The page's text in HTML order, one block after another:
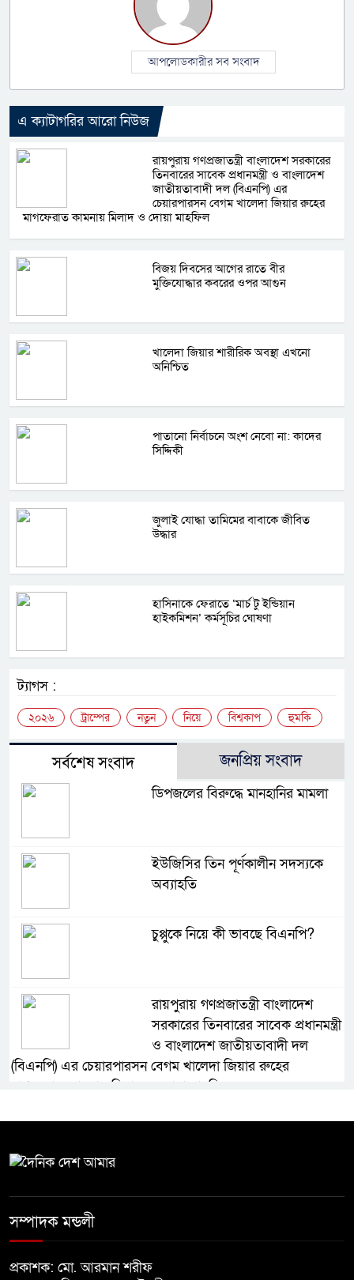
আপলোডকারীর সব সংবাদ
এ ক্যাটাগরির আরো নিউজ
রায়পুরায় গণপ্রজাতন্ত্রী বাংলাদেশ সরকারের
তিনবারের সাবেক প্রধানমন্ত্রী ও বাংলাদেশ
জাতীয়তাবাদী দল (বিএনপি) এর
চেয়ারপারসন বেগম খালেদা জিয়ার রুহের
মাগফেরাত কামনায় মিলাদ ও দোয়া মাহফিল
বিজয় দিবসের আগের রাতে বীর
মুক্তিযোদ্ধার কবরের ওপর আগুন
খালেদা জিয়ার শারীরিক অবস্থা এখনো
অনিশ্চিত
পাতানো নির্বাচনে অংশ নেবো না: কাদের
সিদ্দিকী
জুলাই যোদ্ধা তামিমের বাবাকে জীবিত
উদ্ধার
হাসিনাকে ফেরাতে ‘মার্চ টু ইন্ডিয়ান
হাইকমিশন’ কর্মসূচির ঘোষণা
ট্যাগস :
২০২৬ ট্রাম্পের নতুন নিয়ে বিশ্বকাপ হুমকি
সর্বশেষ সংবাদ জনপ্রিয় সংবাদ
ডিপজলের বিরুদ্ধে মানহানির মামলা
ইউজিসির তিন পূর্ণকালীন সদস্যকে
অব্যাহতি
চুপ্পুকে নিয়ে কী ভাবছে বিএনপি?
রায়পুরায় গণপ্রজাতন্ত্রী বাংলাদেশ
সরকারের তিনবারের সাবেক প্রধানমন্ত্রী
ও বাংলাদেশ জাতীয়তাবাদী দল
(বিএনপি) এর চেয়ারপারসন বেগম খালেদা জিয়ার রুহের
মাগফেরাত কামনায় মিলাদ ও দোয়া মাহফিল
নির্বাচনের আগেই ফিরতে মরিয়া
বিজয় দিবসের আগের রাতে বীর
সম্পাদক মন্ডলী
প্রকাশক: মো. আরমান শরীফ